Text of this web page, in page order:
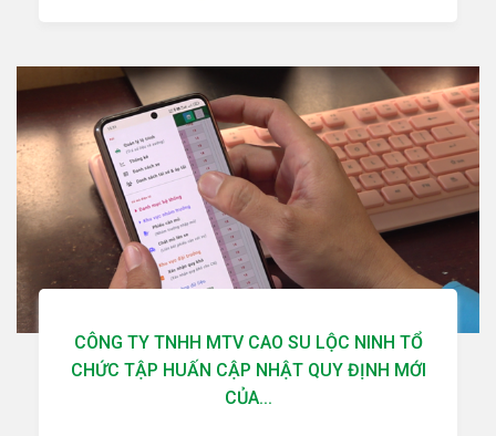
CÔNG TY TNHH MTV CAO SU LỘC NINH TỔ
CHỨC TẬP HUẤN CẬP NHẬT QUY ĐỊNH MỚI
CỦA...